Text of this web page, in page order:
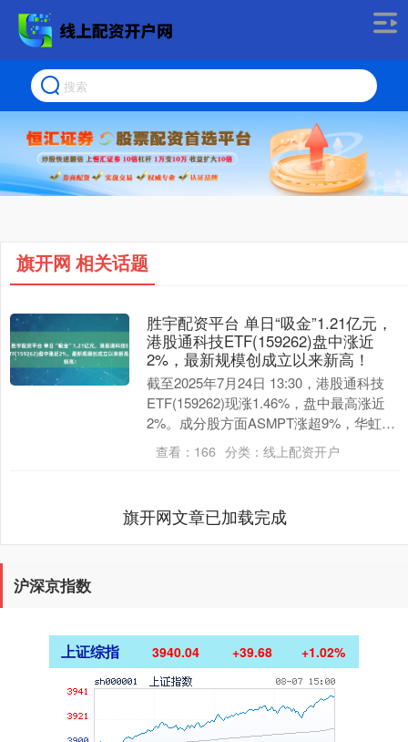
旗开网 相关话题
胜宇配资平台 单日“吸金”1.21亿元，
港股通科技ETF(159262)盘中涨近
2%，最新规模创成立以来新高！
截至2025年7月24日 13:30，港股通科技
ETF(159262)现涨1.46%，盘中最高涨近
2%。成分股方面ASMPT涨超9%，华虹半
导体、东方甄选涨近7....
查看： 166 分类： 线上配资开户
旗开网文章已加载完成
沪深京指数
上证综指 3940.04 +39.68 +1.02%